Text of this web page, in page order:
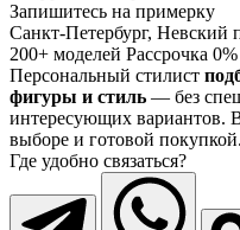
Запишитесь на примерку
Санкт-Петербург, Невский
200+ моделей Рассрочка 0%
Персональный стилист
фигуры и стиль — без
интересующих вариантов.
выборе и готовой покупкой.
Где удобно связаться?